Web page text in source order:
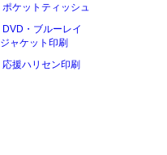
ポケットティッシュ
DVD・ブルーレイ
ジャケット印刷
応援ハリセン印刷